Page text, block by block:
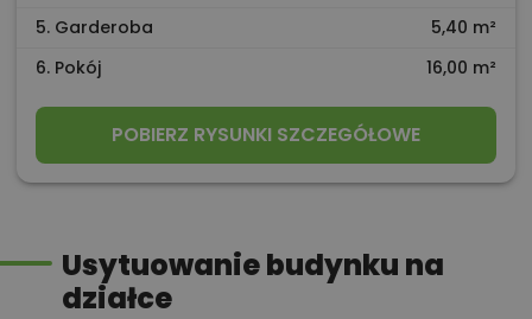
5. Garderoba
5,40 m²
6. Pokój
16,00 m²
POBIERZ RYSUNKI SZCZEGÓŁOWE
Usytuowanie budynku na
działce